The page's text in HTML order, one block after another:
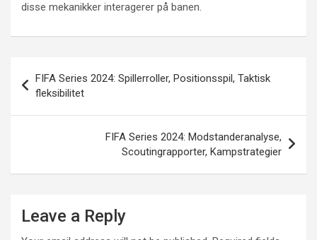
disse mekanikker interagerer på banen.
navigation
FIFA Series 2024: Spillerroller, Positionsspil, Taktisk
fleksibilitet
FIFA Series 2024: Modstanderanalyse,
Scoutingrapporter, Kampstrategier
Leave a Reply